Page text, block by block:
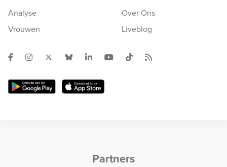
Analyse
Vrouwen
Over Ons
Liveblog
Partners